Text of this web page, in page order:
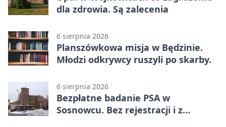
dla zdrowia. Są zalecenia
6 sierpnia 2026
Planszówkowa misja w Będzinie.
Młodzi odkrywcy ruszyli po skarby.
6 sierpnia 2026
Bezpłatne badanie PSA w
Sosnowcu. Bez rejestracji i z